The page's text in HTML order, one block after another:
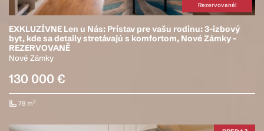
Rezervované!
EXKLUZÍVNE Len u Nás: Prístav pre vašu rodinu: 3-izbový
byt, kde sa detaily stretávajú s komfortom, Nové Zámky -
REZERVOVANĚ
Nové Zámky
130 000 €
78 m2